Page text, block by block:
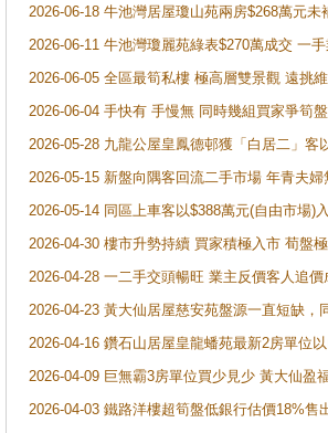
2026-06-18 牛池灣居屋瓊山苑兩房$268萬元
2026-06-11 牛池灣瓊麗苑綠表$270萬成交 一
2026-06-05 全區最筍私樓 極高層雙景觀 遠挑
2026-06-04 手快有 手慢無 同時幾組買家爭筍
2026-05-28 九龍公屋皇鳳德邨獲「白居二」客
2026-05-15 新盤向隅客回流二手市場 年青夫
2026-05-14 同區上車客以$388萬元(自由市場)
2026-04-30 樓市升勢持續 買家積極入市 荀盤
2026-04-28 一二手交頭暢旺 業主反價客人追
2026-04-23 黃大仙居屋慈安苑盤源一直短缺
2026-04-16 鑽石山居屋皇龍蟠苑最新2房單位
2026-04-09 巨無霸3房單位買少見少 黃大仙盈
2026-04-03 鐵路洋樓超筍盤低銀行估價18%售